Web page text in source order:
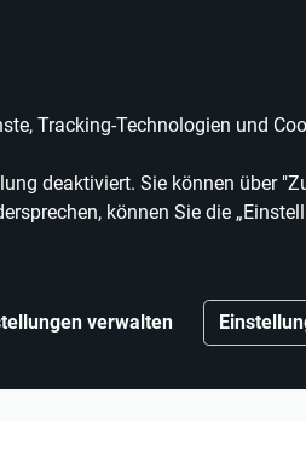
Tracking-Technologien und
deaktiviert. Sie können über
können Sie die
verwalten
mit Frühstück ab 5 Personen - mit